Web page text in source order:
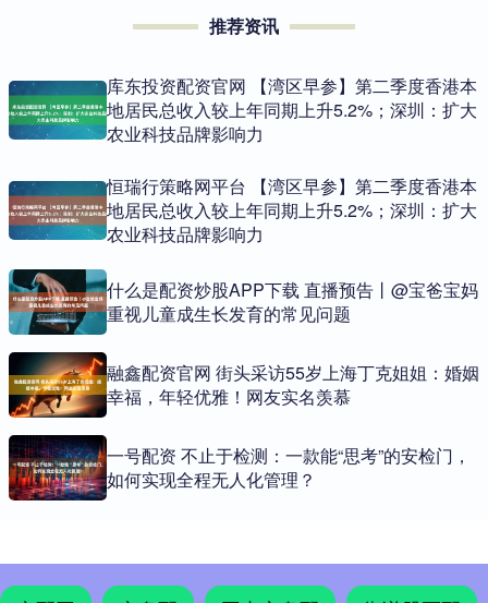
推荐资讯
库东投资配资官网 【湾区早参】第二季度香港本
地居民总收入较上年同期上升5.2%；深圳：扩大
农业科技品牌影响力
恒瑞行策略网平台 【湾区早参】第二季度香港本
地居民总收入较上年同期上升5.2%；深圳：扩大
农业科技品牌影响力
什么是配资炒股APP下载 直播预告丨@宝爸宝妈
重视儿童成生长发育的常见问题
融鑫配资官网 街头采访55岁上海丁克姐姐：婚姻
幸福，年轻优雅！网友实名羡慕
一号配资 不止于检测：一款能“思考”的安检门，
如何实现全程无人化管理？